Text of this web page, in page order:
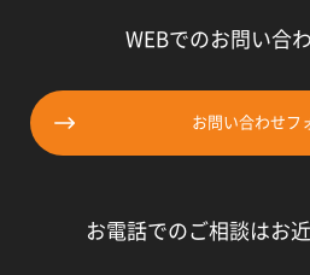
お電話でのご相談はお
WEBでのお問い合
お問い合わせフ